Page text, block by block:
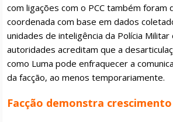
com ligações com o PCC também foram
coordenada com base em dados
unidades de inteligência da Polícia Militar
autoridades acreditam que a
como Luma pode enfraquecer a
da facção, ao menos temporariamente.
Facção demonstra